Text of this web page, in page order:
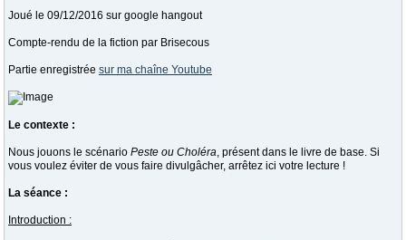
Joué le 09/12/2016 sur google hangout
Compte-rendu de la fiction par Brisecous
Partie enregistrée sur ma chaîne Youtube
Le contexte :
Nous jouons le scénario Peste ou Choléra, présent dans le livre de base. Si
vous voulez éviter de vous faire divulgâcher, arrêtez ici votre lecture !
La séance :
Introduction :